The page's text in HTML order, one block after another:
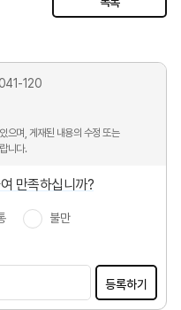
041-120
으며, 게재된 내용의 수정 또는
니다.
만족하십니까?
불만
등록하기